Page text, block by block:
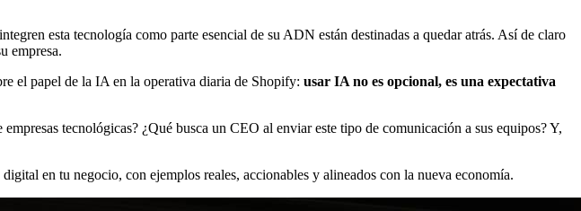
esta tecnología como parte esencial de su ADN están destinadas a quedar atrás. Así de claro
empresa.
el papel de la IA en la operativa diaria de Shopify: usar IA no es opcional, es una expectativa
tecnológicas? ¿Qué busca un CEO al enviar este tipo de comunicación a sus equipos? Y,
en tu negocio, con ejemplos reales, accionables y alineados con la nueva economía.